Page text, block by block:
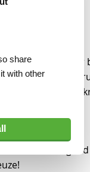
share
with other
u de
waardoor
De extra brede
afzonderlijk
vervangen!
voor een